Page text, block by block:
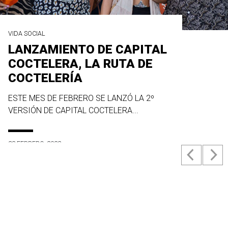
VIDA SOCIAL
LANZAMIENTO DE CAPITAL
COCTELERA, LA RUTA DE
COCTELERÍA
ESTE MES DE FEBRERO SE LANZÓ LA 2º
VERSIÓN DE CAPITAL COCTELERA...
23 FEBRERO, 2022